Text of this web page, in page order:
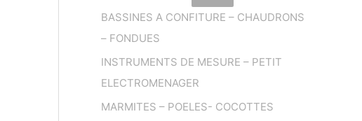
BASSINES A CONFITURE – CHAUDRONS
– FONDUES
INSTRUMENTS DE MESURE – PETIT
ELECTROMENAGER
MARMITES – POELES- COCOTTES